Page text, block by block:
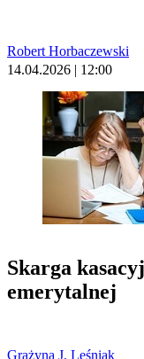
Robert Horbaczewski
14.04.2026 | 12:00
Skarga
emerytalnej
Grażyna J. Leśniak